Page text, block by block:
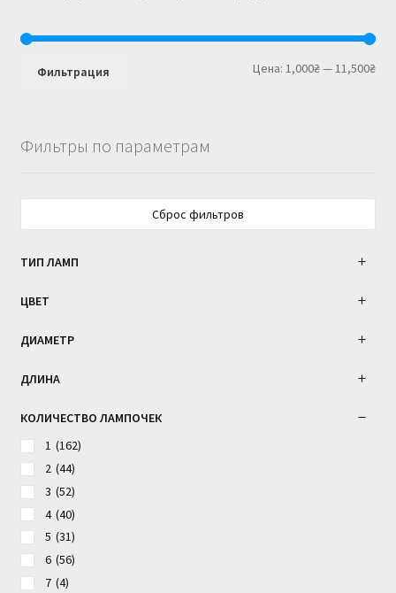
Фильтрация Цена:1,000₴—11,500₴
Фильтры по параметрам
Сброс фильтров
ТИП ЛАМП
ЦВЕТ
ДИАМЕТР
ДЛИНА
КОЛИЧЕСТВО ЛАМПОЧЕК
1 (162)
2 (44)
3 (52)
4 (40)
5 (31)
6 (56)
7 (4)